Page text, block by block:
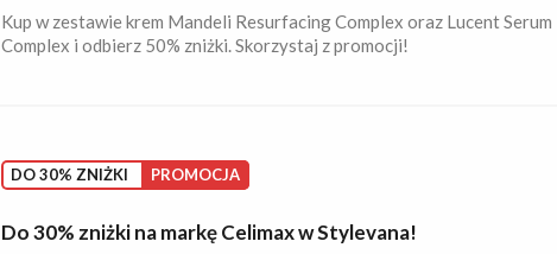
Kup w zestawie krem Mandeli Resurfacing Complex oraz Lucent Serum
Complex i odbierz 50% zniżki. Skorzystaj z promocji!
DO 30% ZNIŻKI PROMOCJA
Do 30% zniżki na markę Celimax w Stylevana!